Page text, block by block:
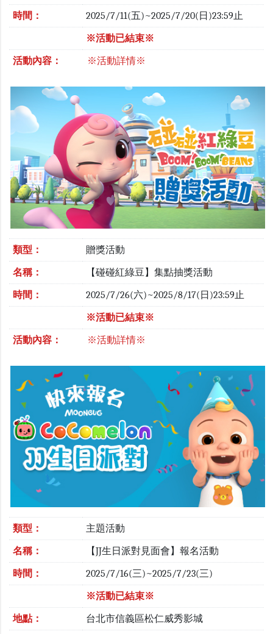
時間： 2025/7/11(五)~2025/7/20(日)23:59止
※活動已結束※
活動內容： ※活動詳情※
類型： 贈獎活動
名稱： 【碰碰紅綠豆】集點抽獎活動
時間： 2025/7/26(六)~2025/8/17(日)23:59止
※活動已結束※
活動內容： ※活動詳情※
類型： 主題活動
名稱： 【JJ生日派對見面會】報名活動
時間： 2025/7/16(三)~2025/7/23(三)
※活動已結束※
地點： 台北市信義區松仁威秀影城